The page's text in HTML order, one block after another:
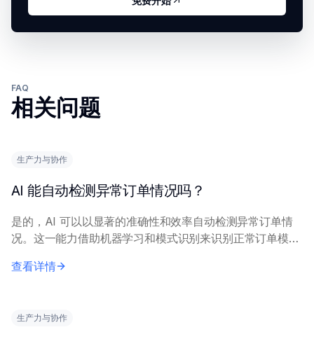
FAQ
相关问题
生产力与协作
AI 能自动检测异常订单情况吗？
是的，AI 可以以显著的准确性和效率自动检测异常订单情
况。这一能力借助机器学习和模式识别来识别正常订单模式
型的客户行为、购买趋势和交易模式。它...
查看详情
生产力与协作